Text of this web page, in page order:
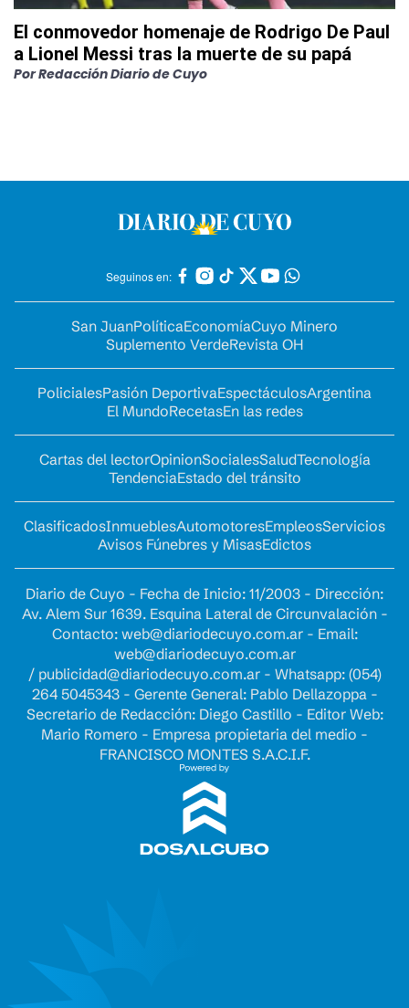
El conmovedor homenaje de Rodrigo De Paul
a Lionel Messi tras la muerte de su papá
PorRedacción Diario de Cuyo
Seguinos en:
San JuanPolíticaEconomíaCuyo Minero
Suplemento VerdeRevista OH
PolicialesPasión DeportivaEspectáculosArgentina
El MundoRecetasEn las redes
Cartas del lectorOpinionSocialesSaludTecnología
TendenciaEstado del tránsito
ClasificadosInmueblesAutomotoresEmpleosServicios
Avisos Fúnebres y MisasEdictos
Diario de Cuyo - Fecha de Inicio: 11/2003 - Dirección:
Av. Alem Sur 1639. Esquina Lateral de Circunvalación -
Contacto: web@diariodecuyo.com.ar- Email:
web@diariodecuyo.com.ar
/ publicidad@diariodecuyo.com.ar- Whatsapp: (054)
264 5045343 - Gerente General: Pablo Dellazoppa -
Secretario de Redacción: Diego Castillo - Editor Web:
Mario Romero - Empresa propietaria del medio -
FRANCISCO MONTES S.A.C.I.F.